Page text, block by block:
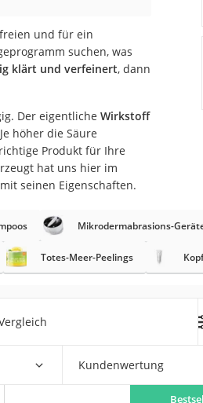
und für ein
suchen, was
klärt und verfeinert, dann
Der eigentliche Wirkstoff
höher die Säure
Produkt für Ihre
hat uns hier im
mit seinen Eigenschaften.
Mikrodermabrasions-
Totes-Meer-Peelings
Kundenwertung